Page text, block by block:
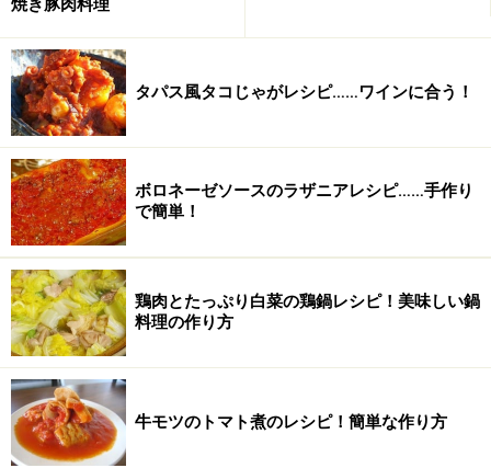
焼き豚肉料理
タパス風タコじゃがレシピ……ワインに合う！
ボロネーゼソースのラザニアレシピ……手作り
で簡単！
鶏肉とたっぷり白菜の鶏鍋レシピ！美味しい鍋
料理の作り方
牛モツのトマト煮のレシピ！簡単な作り方